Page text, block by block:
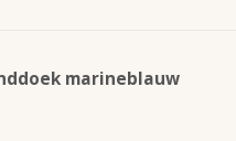
marineblauw